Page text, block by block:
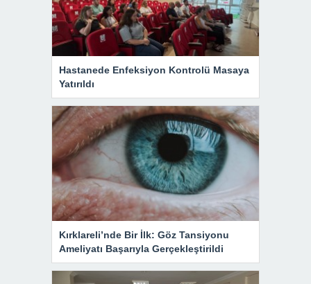
Hastanede Enfeksiyon Kontrolü Masaya
Yatırıldı
Kırklareli’nde Bir İlk: Göz Tansiyonu
Ameliyatı Başarıyla Gerçekleştirildi